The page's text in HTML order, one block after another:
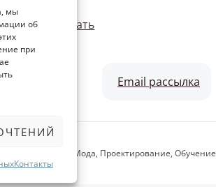
мы
об
при
Контакты
Опубликовать
Email рассылка
Мебель, Идеи, Мода, Проектирование, Обучение